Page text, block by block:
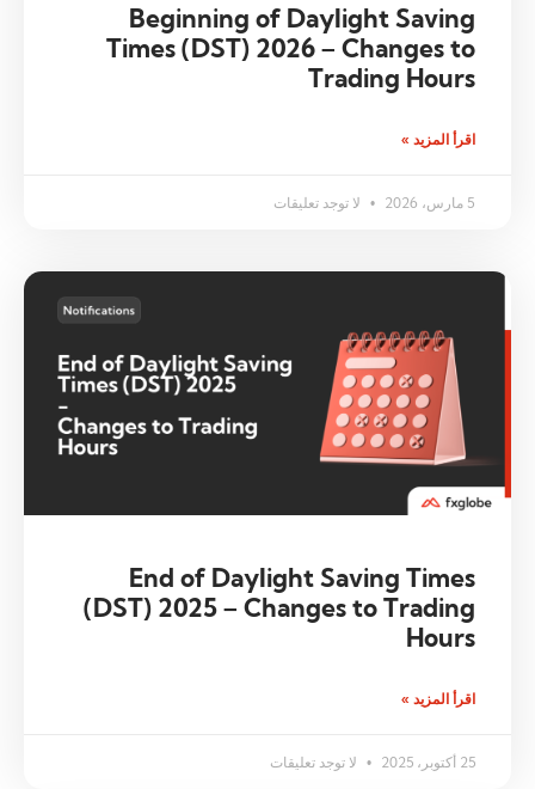
Beginning of Daylight Saving
Times (DST) 2026 – Changes to
Trading Hours
اقرأ المزيد »
5 مارس، 2026 لا توجد تعليقات
End of Daylight Saving Times
(DST) 2025 – Changes to Trading
Hours
اقرأ المزيد »
25 أكتوبر، 2025 لا توجد تعليقات